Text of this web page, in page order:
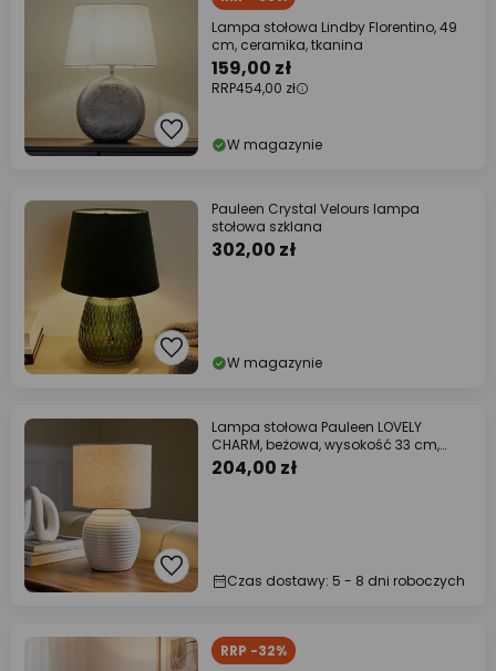
Lampa stołowa Lindby Florentino, 49
cm, ceramika, tkanina
159,00 zł
RRP454,00 zł
W magazynie
Pauleen Crystal Velours lampa
stołowa szklana
302,00 zł
W magazynie
Lampa stołowa Pauleen LOVELY
CHARM, beżowa, wysokość 33 cm,
materiał
204,00 zł
Czas dostawy: 5 - 8 dni roboczych
RRP -32%